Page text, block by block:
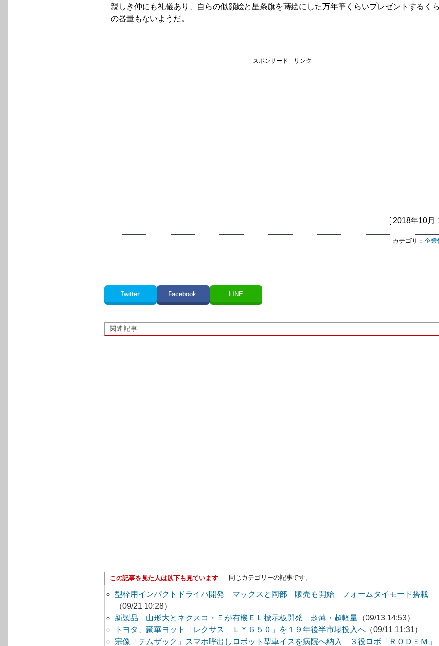
親しき仲にも礼儀あり、自らの似顔絵と星条旗を蒔絵にした万年筆くらいプレゼントするく
の器量もないようだ。
スポンサード リンク
[ 2018年10月
カテゴリ： 企業
Twitter Facebook LINE
関連記事
この記事を見た人は以下も見ています 同じカテゴリーの記事です。
型枠用インパクトドライバ開発 マックスと岡部 販売も開始 フォームタイモード搭載
（09/21 10:28）
新製品 山形大とネクスコ・Ｅが有機ＥＬ標示板開発 超薄・超軽量 （09/13 14:53）
トヨタ、豪華ヨット「レクサス ＬＹ６５０」を１９年後半市場投入へ （09/11 11:31）
宗像「テムザック」スマホ呼出しロボット型車イスを病院へ納入 ３役ロボ「ＲＯＤＥＭ」